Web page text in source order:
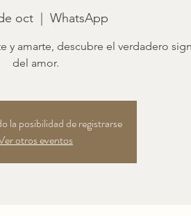
oct WhatsApp
y amarte, descubre el verdadero
del amor.
la posibilidad de registrarse
otros eventos